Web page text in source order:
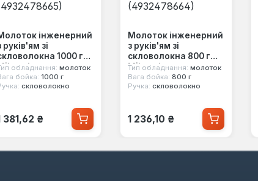
інженерний
руків'ям зі
1000 г
обладнання: молоток
бойка: 1000 г
скловолокно
ціна:
381,62 ₴
Молоток інженерний
з руків'ям зі
скловолокна 800 г
Milwaukee
(4932478664)
Тип обладнання: молоток
Вага бойка: 800 г
Ручка: скловолокно
Звичайна ціна:
1 236,10 ₴